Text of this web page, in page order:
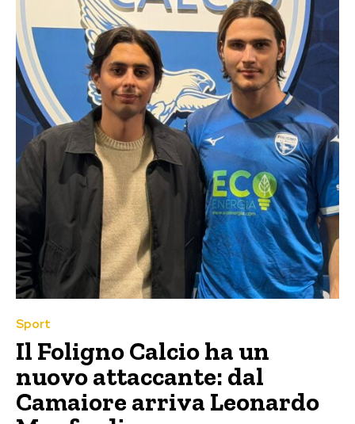
Sport
Il Foligno Calcio ha un
nuovo attaccante: dal
Camaiore arriva Leonardo